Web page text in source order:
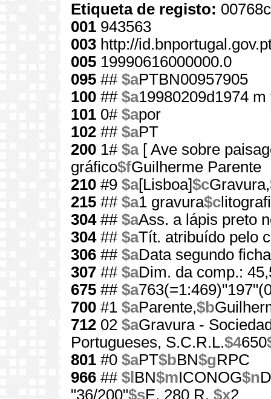
Etiqueta de registo:
001 943563
003 http://
005 19990616000000.0
095 ## $aPTBN00957905
100 ## $a19980209d1974
101 0# $apor
102 ## $aPT
200 1# $a[ Ave sobre
gráfico$fGuilherme Parente
210 #9 $a[Lisboa]$cGravura,
215 ## $a1 gravura$c
304## $aAss. a lápis preto
304## $aTít. atribuído pelo
306 ## $aData segundo
307 ## $aDim. da comp.:
675 ## $a
700 #1 $aParente,$b
712 02 $aGravura -
Portugueses, S.C.R.L.$4650
801 #0 $aPT$bBN$gRPC
966 ## $l BN$mICONOG$n
"36/200"$sE. 280 R. $x2